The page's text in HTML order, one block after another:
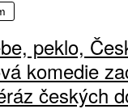
peklo,
komedie
českých